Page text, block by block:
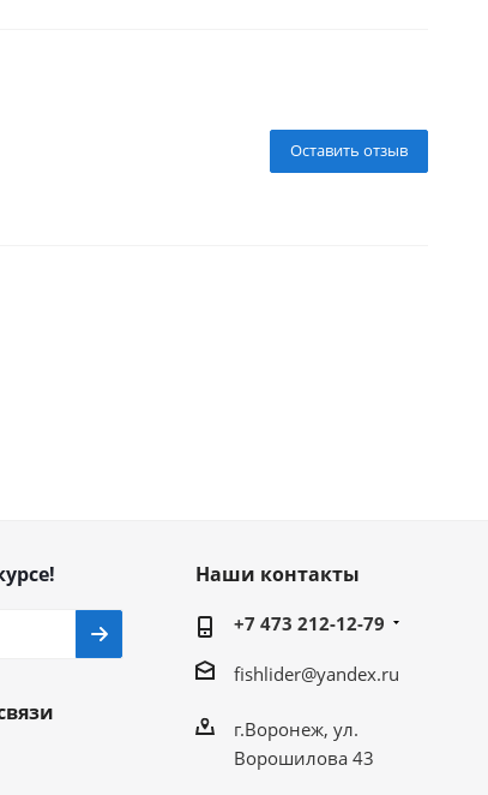
Оставить отзыв
Наши контакты
+7 473 212-12-79
fishlider@yandex.ru
г.Воронеж, ул.
Ворошилова 43